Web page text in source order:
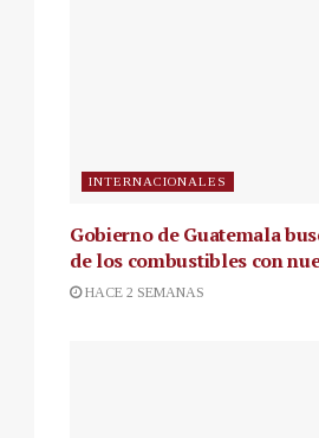
INTERNACIONALES
Gobierno de Guatemala
de los combustibles con
HACE 2 SEMANAS